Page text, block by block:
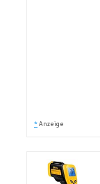
* Anzeige